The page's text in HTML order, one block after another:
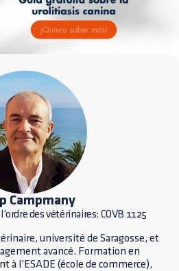
Campmany
des vétérinaires: COVB 1125
université de Saragosse, et
avancé. Formation en
à l’ESADE (école de commerce),